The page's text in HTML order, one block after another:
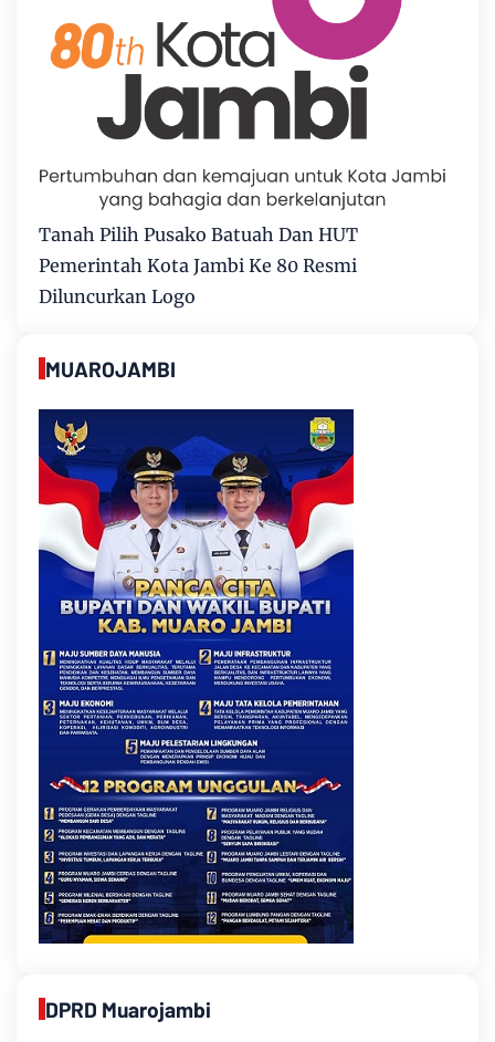
Tanah Pilih Pusako Batuah Dan HUT
Pemerintah Kota Jambi Ke 80 Resmi
Diluncurkan Logo
MUAROJAMBI
DPRD Muarojambi